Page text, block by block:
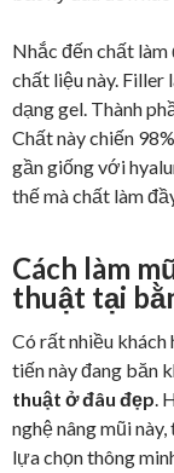
Nhắc đến chất
chất liệu này.
dạng gel. Thành
Chất này chiến
gần giống với
thế mà chất làm
Cách làm
thuật tại
Có rất nhiều khách
tiến này đang băn
thuật ở đâu đẹp.
nghệ nâng mũi
lựa chọn thông